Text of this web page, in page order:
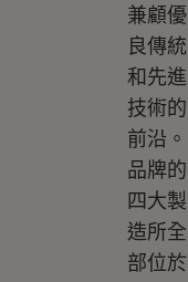
兼顧優
良傳統
和先進
技術的
前沿。
品牌的
四大製
造所全
部位於